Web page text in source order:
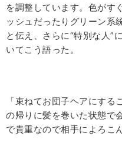
を調整しています。色がす
ッシュだったりグリーン系
と伝え、さらに“特別な人”
いてこう語った。
「束ねてお団子ヘアにす
の帰りに髪を巻いた状態で
で貴重なので相手によろこ